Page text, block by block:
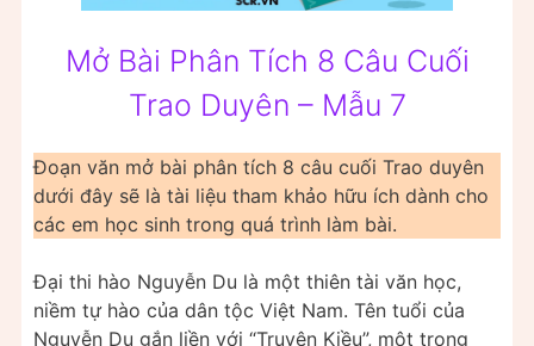
Mở Bài Phân Tích 8 Câu Cuối
Trao Duyên – Mẫu 7
Đoạn văn mở bài phân tích 8 câu cuối Trao duyên
dưới đây sẽ là tài liệu tham khảo hữu ích dành cho
các em học sinh trong quá trình làm bài.
Đại thi hào Nguyễn Du là một thiên tài văn học,
niềm tự hào của dân tộc Việt Nam. Tên tuổi của
Nguyễn Du gắn liền với “Truyện Kiều”, một trong